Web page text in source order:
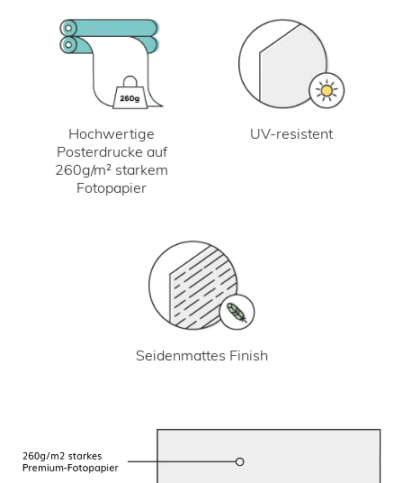
Hochwertige
Posterdrucke auf
260g/m² starkem
Fotopapier
UV-resistent
Seidenmattes Finish